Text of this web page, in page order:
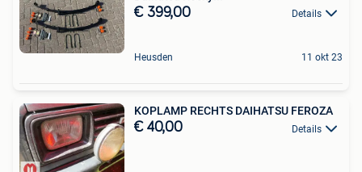
€ 399,00 Details
Heusden 11 okt 23
KOPLAMP RECHTS DAIHATSU FEROZA
€ 40,00 Details